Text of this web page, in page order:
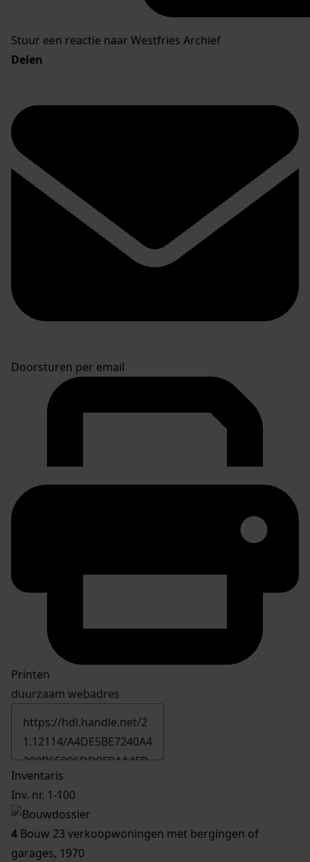
Stuur een reactie naar Westfries Archief
Delen
Doorsturen per email
Printen
duurzaam webadres
Inventaris
Inv. nr. 1-100
4 Bouw 23 verkoopwoningen met bergingen of
garages, 1970